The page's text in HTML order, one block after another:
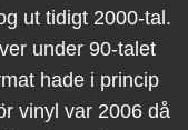
ut tidigt 2000-tal.
under 90-talet
hade i princip
vinyl var 2006 då